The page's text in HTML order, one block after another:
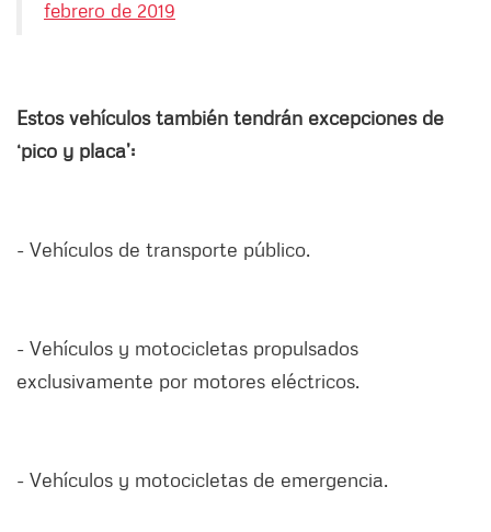
febrero de 2019
Estos vehículos también tendrán excepciones de
‘pico y placa’:
- Vehículos de transporte público.
- Vehículos y motocicletas propulsados
exclusivamente por motores eléctricos.
- Vehículos y motocicletas de emergencia.